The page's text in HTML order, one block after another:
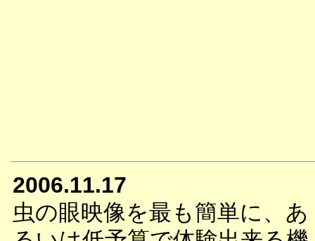
2006.11.17
虫の眼映像を最も簡単に、あ